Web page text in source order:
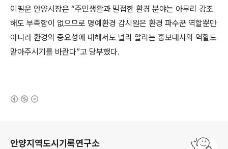
이필운 안양시장은 “주민생활과 밀접한 환경 분야는 아무리 강조
해도 부족함이 없으므로 명예환경 감시원은 환경 파수꾼 역할뿐만
아니라 환경의 중요성에 대해서도 널리 알리는 홍보대사의 역할도
맡아주시기를 바란다”고 당부했다.
안양지역도시기록연구소